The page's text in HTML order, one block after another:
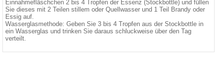
Einnahmefläschchen 2 bis 4 Tropfen der Essenz (Stockbottle) und füllen
Sie dieses mit 2 Teilen stillem oder Quellwasser und 1 Teil Brandy oder
Essig auf.
Wasserglasmethode: Geben Sie 3 bis 4 Tropfen aus der Stockbottle in
ein Wasserglas und trinken Sie daraus schluckweise über den Tag
verteilt.